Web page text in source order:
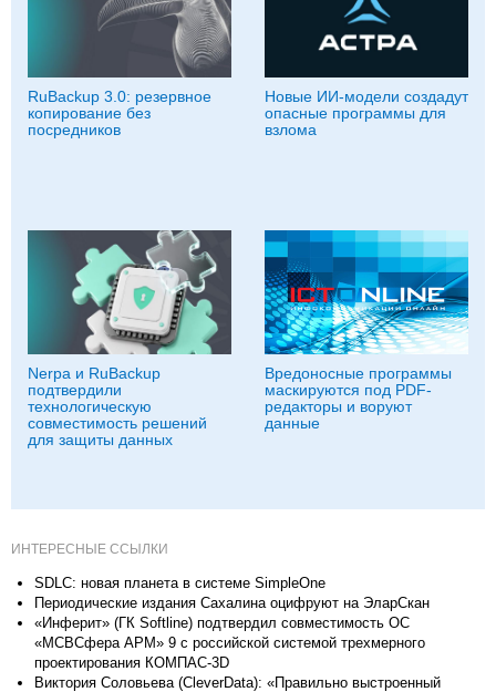
RuBackup 3.0: резервное
копирование без
посредников
Новые ИИ-модели создадут
опасные программы для
взлома
Nerpa и RuBackup
подтвердили
технологическую
совместимость решений
для защиты данных
Вредоносные программы
маскируются под PDF-
редакторы и воруют
данные
ИНТЕРЕСНЫЕ ССЫЛКИ
SDLC: новая планета в системе SimpleOne
Периодические издания Сахалина оцифруют на ЭларСкан
«Инферит» (ГК Softline) подтвердил совместимость ОС
«МСВСфера АРМ» 9 с российской системой трехмерного
проектирования КОМПАС-3D
Виктория Соловьева (CleverData): «Правильно выстроенный